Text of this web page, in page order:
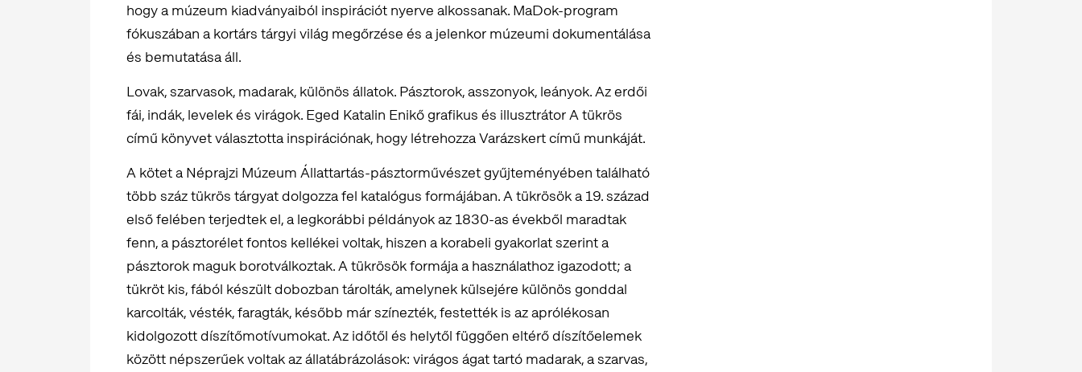
hogy a múzeum kiadványaiból inspirációt nyerve alkossanak. MaDok-program
fókuszában a kortárs tárgyi világ megőrzése és a jelenkor múzeumi dokumentálása
és bemutatása áll.
Lovak, szarvasok, madarak, különös állatok. Pásztorok, asszonyok, leányok. Az erdői
fái, indák, levelek és virágok. Eged Katalin Enikő grafikus és illusztrátor A tükrös
című könyvet választotta inspirációnak, hogy létrehozza Varázskert című munkáját.
A kötet a Néprajzi Múzeum Állattartás-pásztorművészet gyűjteményében található
több száz tükrös tárgyat dolgozza fel katalógus formájában. A tükrösök a 19. század
első felében terjedtek el, a legkorábbi példányok az 1830-as évekből maradtak
fenn, a pásztorélet fontos kellékei voltak, hiszen a korabeli gyakorlat szerint a
pásztorok maguk borotválkoztak. A tükrösök formája a használathoz igazodott; a
tükröt kis, fából készült dobozban tárolták, amelynek külsejére különös gonddal
karcolták, vésték, faragták, később már színezték, festették is az aprólékosan
kidolgozott díszítőmotívumokat. Az időtől és helytől függően eltérő díszítőelemek
között népszerűek voltak az állatábrázolások: virágos ágat tartó madarak, a szarvas,